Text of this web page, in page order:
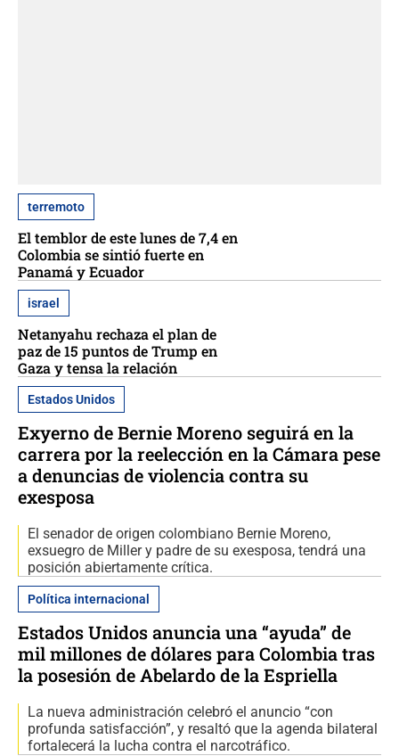
terremoto
El temblor de este lunes de 7,4 en
Colombia se sintió fuerte en
Panamá y Ecuador
israel
Netanyahu rechaza el plan de
paz de 15 puntos de Trump en
Gaza y tensa la relación
Estados Unidos
Exyerno de Bernie Moreno seguirá en la
carrera por la reelección en la Cámara pese
a denuncias de violencia contra su
exesposa
El senador de origen colombiano Bernie Moreno,
exsuegro de Miller y padre de su exesposa, tendrá una
posición abiertamente crítica.
Política internacional
Estados Unidos anuncia una “ayuda” de
mil millones de dólares para Colombia tras
la posesión de Abelardo de la Espriella
La nueva administración celebró el anuncio “con
profunda satisfacción”, y resaltó que la agenda bilateral
fortalecerá la lucha contra el narcotráfico.